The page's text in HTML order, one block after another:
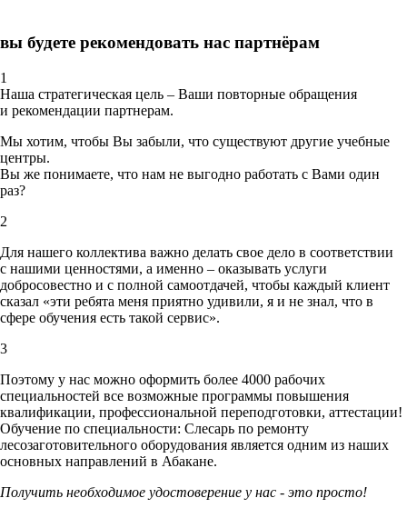
вы будете рекомендовать нас партнёрам
1
Наша стратегическая цель – Ваши повторные обращения
и рекомендации партнерам.
Мы хотим, чтобы Вы забыли, что существуют другие учебные
центры.
Вы же понимаете, что нам не выгодно работать с Вами один
раз?
2
Для нашего коллектива важно делать свое дело в соответствии
с нашими ценностями, а именно – оказывать услуги
добросовестно и с полной самоотдачей, чтобы каждый клиент
сказал «эти ребята меня приятно удивили, я и не знал, что в
сфере обучения есть такой сервис».
3
Поэтому у нас можно оформить более 4000 рабочих
специальностей все возможные программы повышения
квалификации, профессиональной переподготовки, аттестации!
Обучение по специальности: Слесарь по ремонту
лесозаготовительного оборудования является одним из наших
основных направлений в Абакане.
Получить необходимое удостоверение у нас - это просто!